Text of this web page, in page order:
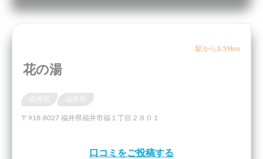
駅から3.59km
花の湯
〒918-8027 福井県福井市福１丁目２８０１
口コミをご投稿する